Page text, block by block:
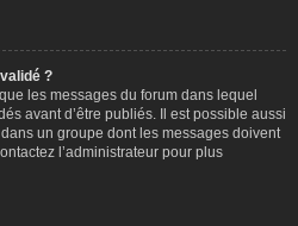
?
les messages du forum dans lequel
avant d’être publiés. Il est possible aussi
un groupe dont les messages doivent
l’administrateur pour plus